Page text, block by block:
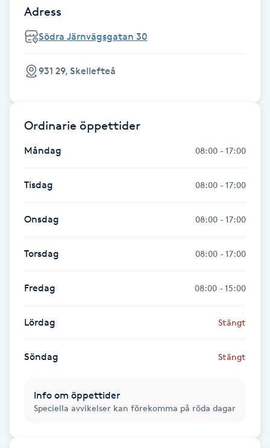
Gruppträning
Gua Sha-massage
Headspa
Healing
Herrklippning
HIFU
Hollywood Peel
Hot Stone Massage
Hot yoga
Adress
Södra Järnvägsgatan 30
931 29, Skellefteå
Ordinarie öppettider
Måndag 08:00 - 17:00
Tisdag 08:00 - 17:00
Onsdag 08:00 - 17:00
Torsdag 08:00 - 17:00
Fredag 08:00 - 15:00
Lördag Stängt
Söndag Stängt
Info om öppettider
Speciella avvikelser kan förekomma på röda dagar